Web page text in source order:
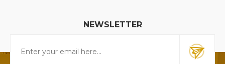
NEWSLETTER